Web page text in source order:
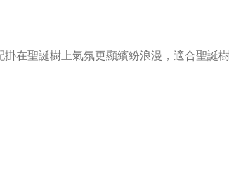
在聖誕樹上氣氛更顯繽紛浪漫，適合聖誕